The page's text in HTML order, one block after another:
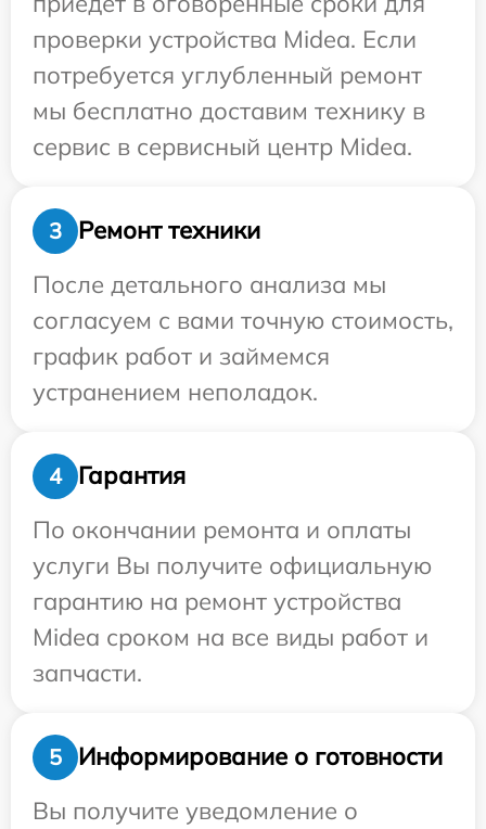
проверки устройства Midea. Если
потребуется углубленный ремонт
мы бесплатно доставим технику в
сервис в сервисный центр Midea.
3
Ремонт техники
После детального анализа мы
согласуем с вами точную стоимость,
график работ и займемся
устранением неполадок.
4
Гарантия
По окончании ремонта и оплаты
услуги Вы получите официальную
гарантию на ремонт устройства
Midea сроком на все виды работ и
запчасти.
5
Информирование о готовности
Вы получите уведомление о